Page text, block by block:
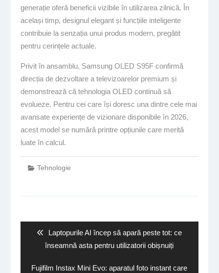
generație oferă beneficii vizibile în utilizarea zilnică. În
același timp, designul elegant și funcțiile inteligente
contribuie la senzația unui produs modern, pregătit
pentru cerințele actuale.
Privit în ansamblu, Samsung OLED S95F confirmă
direcția de dezvoltare a televizoarelor premium și
demonstrează că tehnologia OLED continuă să
evolueze. Pentru cei care își doresc una dintre cele mai
avansate experiențe de vizionare disponibile în 2026,
acest model se numără printre opțiunile care merită
luate în calcul.
Tehnologie
articolePrevious
post:
Laptopurile AI încep să apară peste tot: ce
înseamnă asta pentru utilizatorii obișnuiți
Next
Fujifilm Instax Mini Evo: aparatul foto instant care